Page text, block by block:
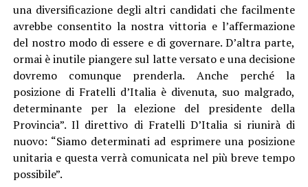
una diversificazione degli altri candidati che facilmente
avrebbe consentito la nostra vittoria e l’affermazione
del nostro modo di essere e di governare. D’altra parte,
ormai è inutile piangere sul latte versato e una decisione
dovremo comunque prenderla. Anche perché la
posizione di Fratelli d’Italia è divenuta, suo malgrado,
determinante per la elezione del presidente della
Provincia”. Il direttivo di Fratelli D’Italia si riunirà di
nuovo: “Siamo determinati ad esprimere una posizione
unitaria e questa verrà comunicata nel più breve tempo
possibile”.